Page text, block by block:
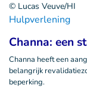
© Lucas Veuve/HI
Hulpverlening
Channa: een
Channa heeft een
belangrijk
beperking.